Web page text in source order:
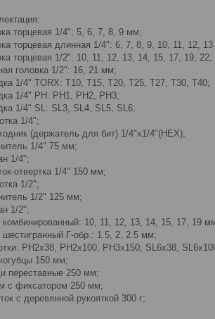
торцевая 1/4": 5, 6, 7, 8, 9 мм;
торцевая длинная 1/4": 6, 7, 8, 9, 10, 11, 12,
торцевая 1/2": 10, 11, 12, 13, 14, 15, 17, 19,
головка 1/2": 16, 21 мм;
1/4" TORX: T10, T15, T20, T25, T27, T30, T40;
1/4" PH: PH1, PH2, PH3;
1/4" SL: SL3, SL4, SL5, SL6;
1/4";
(держатель для бит) 1/4"х1/4"(HEX);
1/4" 75 мм;
1/4";
отвертка 1/4" 150 мм;
1/2";
1/2" 125 мм;
1/2";
10, 11, 12, 13, 14, 15, 17, 19
Г-обр.: 1.5, 2, 2.5 мм;
PH2x38, PH2x100, PH3х150; SL6x38,
150 мм;
переставные 250 мм;
с фиксатором 250 мм;
с деревянной рукояткой 300 г;